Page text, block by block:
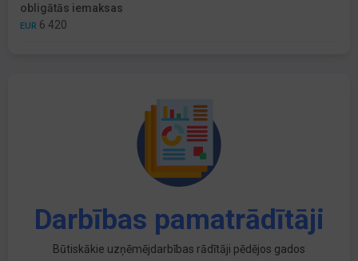
obligātās iemaksas
EUR 6 420
Darbības pamatrādītāji
Būtiskākie uzņēmējdarbības rādītāji pēdējos gados